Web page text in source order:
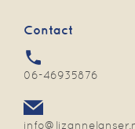
Contact
06-46935876